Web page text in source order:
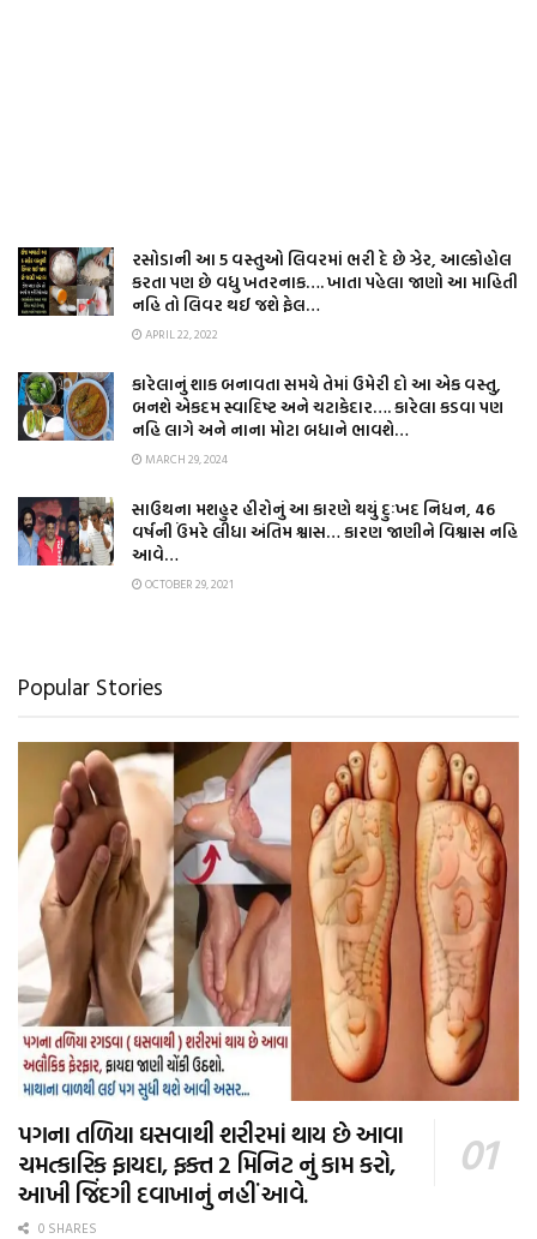
રસોડાની આ 5 વસ્તુઓ લિવરમાં ભરી દે છે ઝેર, આલ્કોહોલ
કરતા પણ છે વધુ ખતરનાક…. ખાતા પહેલા જાણો આ માહિતી
નહિ તો લિવર થઈ જશે ફેલ…
APRIL 22, 2022
કારેલાનું શાક બનાવતા સમયે તેમાં ઉમેરી દો આ એક વસ્તુ,
બનશે એકદમ સ્વાદિષ્ટ અને ચટાકેદાર…. કારેલા કડવા પણ
નહિ લાગે અને નાના મોટા બધાને ભાવશે…
MARCH 29, 2024
સાઉથના મશહુર હીરોનું આ કારણે થયું દુઃખદ નિધન, 46
વર્ષની ઉંમરે લીધા અંતિમ શ્વાસ… કારણ જાણીને વિશ્વાસ નહિ
આવે…
OCTOBER 29, 2021
Popular Stories
પગના તળિયા ઘસવાથી શરીરમાં થાય છે આવા
ચમત્કારિક ફાયદા, ફક્ત 2 મિનિટ નું કામ કરો,
આખી જિંદગી દવાખાનું નહીં આવે.
0 SHARES